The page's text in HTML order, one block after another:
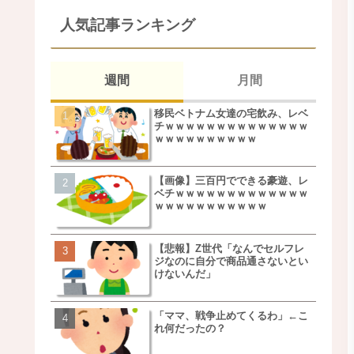
人気記事ランキング
週間
移民ベトナム女達の宅飲み、レベ
チｗｗｗｗｗｗｗｗｗｗｗｗｗｗ
ｗｗｗｗｗｗｗｗｗｗ
【画像】三百円でできる豪遊、レ
ベチｗｗｗｗｗｗｗｗｗｗｗｗｗ
ｗｗｗｗｗｗｗｗｗｗｗ
【悲報】Z世代「なんでセルフレ
ジなのに自分で商品通さないとい
けないんだ」
「ママ、戦争止めてくるわ」←こ
れ何だったの？
月間
移民ベトナム女達の宅飲
チｗｗｗｗｗｗｗｗｗｗ
ｗｗｗｗｗｗｗｗｗｗ
松本若菜(42歳)とかいう
た美人おばさん女優ｗｗ
ｗ
鬼越トマホーク良ちゃん
事実上のクビにｗｗｗ
【画像】キモいオジサン